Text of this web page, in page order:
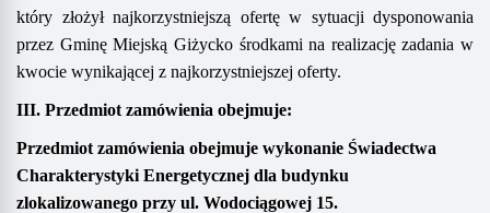
który złożył najkorzystniejszą ofertę w sytuacji dysponowania
przez Gminę Miejską Giżycko środkami na realizację zadania w
kwocie wynikającej z najkorzystniejszej oferty.
III. Przedmiot zamówienia obejmuje:
Przedmiot zamówienia obejmuje wykonanie Świadectwa
Charakterystyki Energetycznej dla budynku
zlokalizowanego przy ul. Wodociągowej 15.